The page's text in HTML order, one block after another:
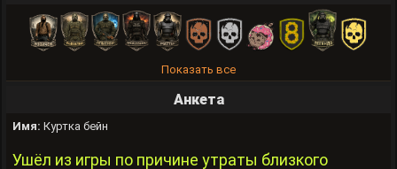
Показать все
Анкета
Имя: Куртка бейн
Ушёл из игры по причине утраты близкого